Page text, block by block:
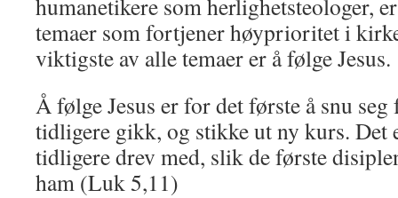
humanetikere som her­lighetsteologer,
temaer som fortjener høyprioritet i
viktigste av alle te­maer er å følge Jesus.
Å følge Jesus er for det første å snu
tidligere gikk, og stikke ut ny kurs. Det
tidligere drev med, slik de første
ham (Luk 5,11)